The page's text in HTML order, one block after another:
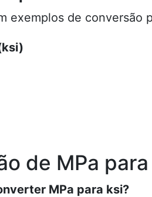
exemplos de conversão
de MPa
MPa para ksi?